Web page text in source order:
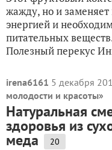
жажду, но и заменяет
энергией и
питательных
Полезный перекус
irena6161 5 декабря
молодости и красоты»
Натуральная
здоровья из
меда 20